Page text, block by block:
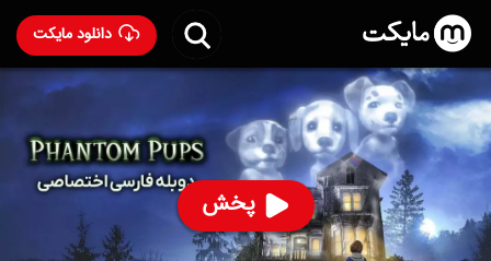
دانلود مایکت
پخش
سریال توله سگ های شبح با دوبله فارسی
- Phantom Pups
2022
۱۵۶ 81% ۵.۹
ساخت کانادا سال 2022
رده سنی ۳+